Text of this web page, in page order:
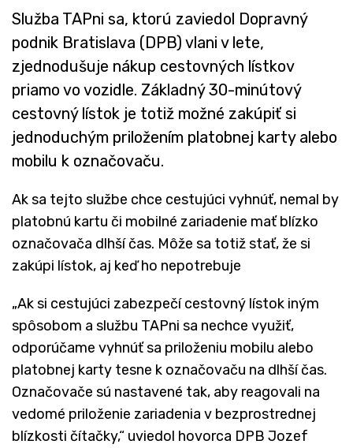
Služba TAPni sa, ktorú zaviedol Dopravný
podnik Bratislava (DPB) vlani v lete,
zjednodušuje nákup cestovných lístkov
priamo vo vozidle. Základný 30-minútový
cestovný lístok je totiž možné zakúpiť si
jednoduchým priložením platobnej karty alebo
mobilu k označovaču.
Ak sa tejto službe chce cestujúci vyhnúť, nemal by
platobnú kartu či mobilné zariadenie mať blízko
označovača dlhší čas. Môže sa totiž stať, že si
zakúpi lístok, aj keď ho nepotrebuje
„Ak si cestujúci zabezpečí cestovný lístok iným
spôsobom a službu TAPni sa nechce využiť,
odporúčame vyhnúť sa priloženiu mobilu alebo
platobnej karty tesne k označovaču na dlhší čas.
Označovače sú nastavené tak, aby reagovali na
vedomé priloženie zariadenia v bezprostrednej
blízkosti čítačky,“ uviedol hovorca DPB Jozef